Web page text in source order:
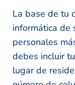
La base de tu
informática de
personales
debes incluir
lugar de